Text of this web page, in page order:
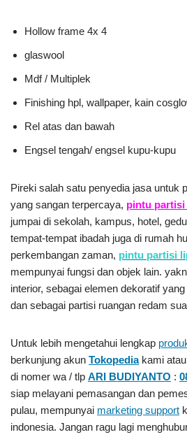
Hollow frame 4x 4
glaswool
Mdf / Multiplek
Finishing hpl, wallpaper, kain
Rel atas dan bawah
Engsel tengah/ engsel kupu-kupu
Pireki salah satu penyedia jasa untuk
yang sangan terpercaya, pintu
jumpai di sekolah, kampus, hotel,
tempat-tempat ibadah juga di rumah
perkembangan zaman, pintu partisi
mempunyai fungsi dan objek lain.
interior, sebagai elemen dekoratif
dan sebagai partisi ruangan redam
Untuk lebih mengetahui lengkap
berkunjung akun Tokopediakami atau
di nomer wa / tlp ARI BUDIYANTO :
siap melayani pemasangan dan
pulau, mempunyai marketing support
indonesia. Jangan ragu lagi